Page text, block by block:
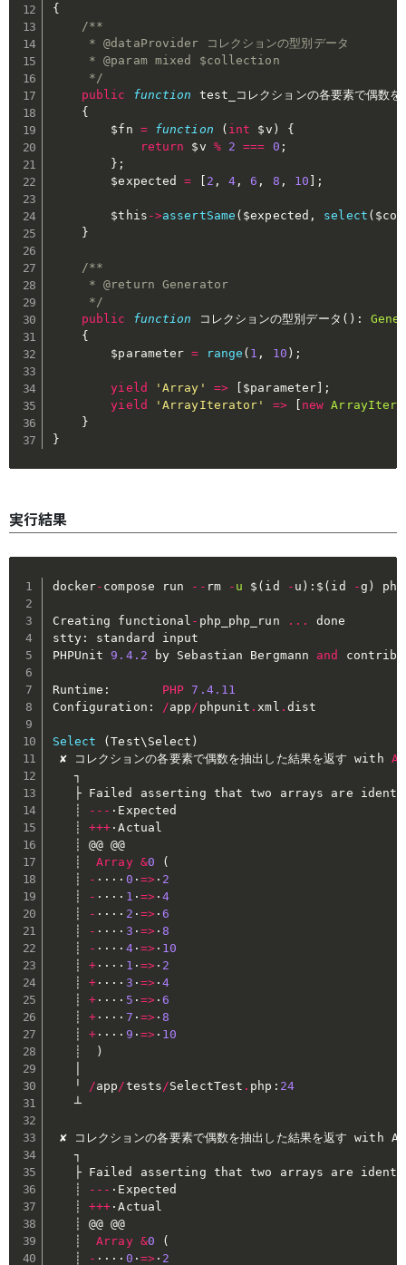
{
/**
     * @dataProvider コレクションの型別データ
     * @param mixed $collection
     */
public
function test_コレクションの各要素で偶数を
{
$fn = function ( int $v )
{
return
$v % 2 === 0 ;
} ;
$expected
= 2 , 4 , 6 , 8 , 10 ;
$this ->assertSame ( $expected , select (
}
/**
     * @return Generator
     */
public
function コレクションの型別データ ( ) :
{
$parameter = range ( 1 , 10 ) ;
yield 'Array' => $parameter
;
yield
'ArrayIterator' => new
}
}
実行結果
docker- compose run -- rm - u $ ( id - u ) : $ ( id -g )
Creating functional - php_php_run ...
done
stty:
standard input
PHPUnit 9.4.2 by Sebastian Bergmann and
Runtime : PHP 7.4.11
Configuration : /app / phpunit . xml . dist
Select (Test\Select )
✘ コレクションの各要素で偶数を抽出した結果を返す with
   ┐
├ Failed asserting that two arrays are
   ┊
-- - ·Expected
   ┊
+++ ·Actual
   ┊ @@ @@
   ┊
Array &0
(
   ┊
- ···· 0 · =>· 2
   ┊
- ···· 1 · =>·4
   ┊
- ···· 2 · =>·6
   ┊
- ···· 3 · =>·8
   ┊
- ···· 4· =>· 10
   ┊
+ ···· 1 · =>· 2
   ┊
+ ···· 3 · =>·4
   ┊
+ ···· 5 · =>·6
   ┊
+ ···· 7 · =>·8
   ┊
+ ···· 9 · =>· 10
   ┊
)
   ╵
/app /tests /SelectTest . php : 24
   ┴
✘ コレクションの各要素で偶数を抽出した結果を返す
   ┐
├ Failed asserting that two arrays are
   ┊
-- - ·Expected
   ┊
+++ ·Actual
   ┊ @@ @@
   ┊
Array &0
(
   ┊
- ···· 0 · =>· 2